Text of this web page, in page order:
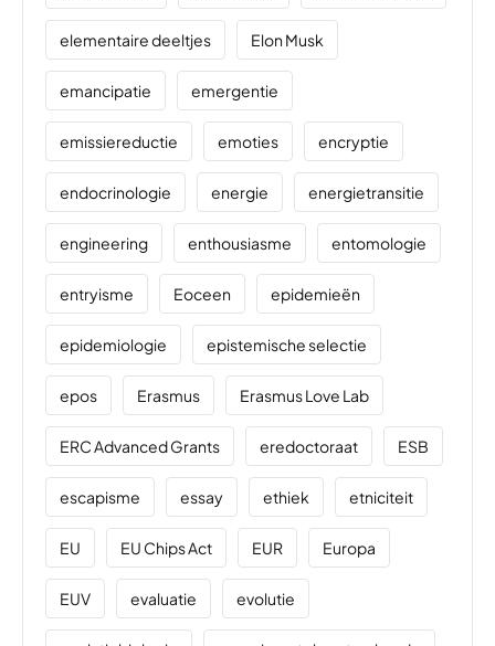
elementaire deeltjes Elon Musk
emancipatie emergentie
emissiereductie emoties encryptie
endocrinologie energie energietransitie
engineering enthousiasme entomologie
entryisme Eoceen epidemieën
epidemiologie epistemische selectie
epos Erasmus Erasmus Love Lab
ERC Advanced Grants eredoctoraat ESB
escapisme essay ethiek etniciteit
EU EU Chips Act EUR Europa
EUV evaluatie evolutie